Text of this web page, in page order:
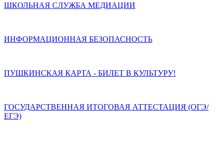
ШКОЛЬНАЯ СЛУЖБА МЕДИАЦИИ
ИНФОРМАЦИОННАЯ БЕЗОПАСНОСТЬ
ПУШКИНСКАЯ КАРТА - БИЛЕТ В КУЛЬТУРУ!
ГОСУДАРСТВЕННАЯ ИТОГОВАЯ АТТЕСТАЦИЯ (ОГЭ/
ЕГЭ)